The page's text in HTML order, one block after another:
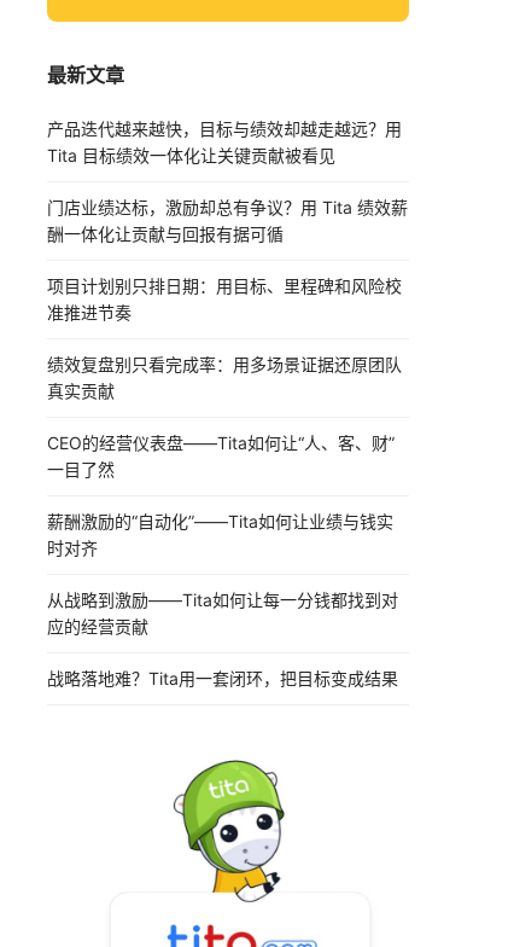
最新文章
产品迭代越来越快，目标与绩效却越走越远？用
Tita 目标绩效一体化让关键贡献被看见
门店业绩达标，激励却总有争议？用 Tita 绩效薪
酬一体化让贡献与回报有据可循
项目计划别只排日期：用目标、里程碑和风险校
准推进节奏
绩效复盘别只看完成率：用多场景证据还原团队
真实贡献
CEO的经营仪表盘——Tita如何让“人、客、财”
一目了然
薪酬激励的“自动化”——Tita如何让业绩与钱实
时对齐
从战略到激励——Tita如何让每一分钱都找到对
应的经营贡献
战略落地难？Tita用一套闭环，把目标变成结果